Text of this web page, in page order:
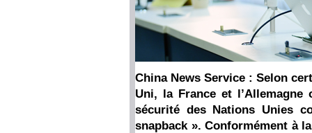
China News Service : Selon
Uni, la France et
sécurité des Nations Unies
snapback ». Conformément à